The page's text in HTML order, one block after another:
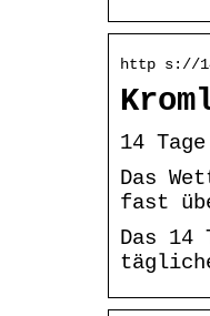
http s://
14
Das
fast
Das 14